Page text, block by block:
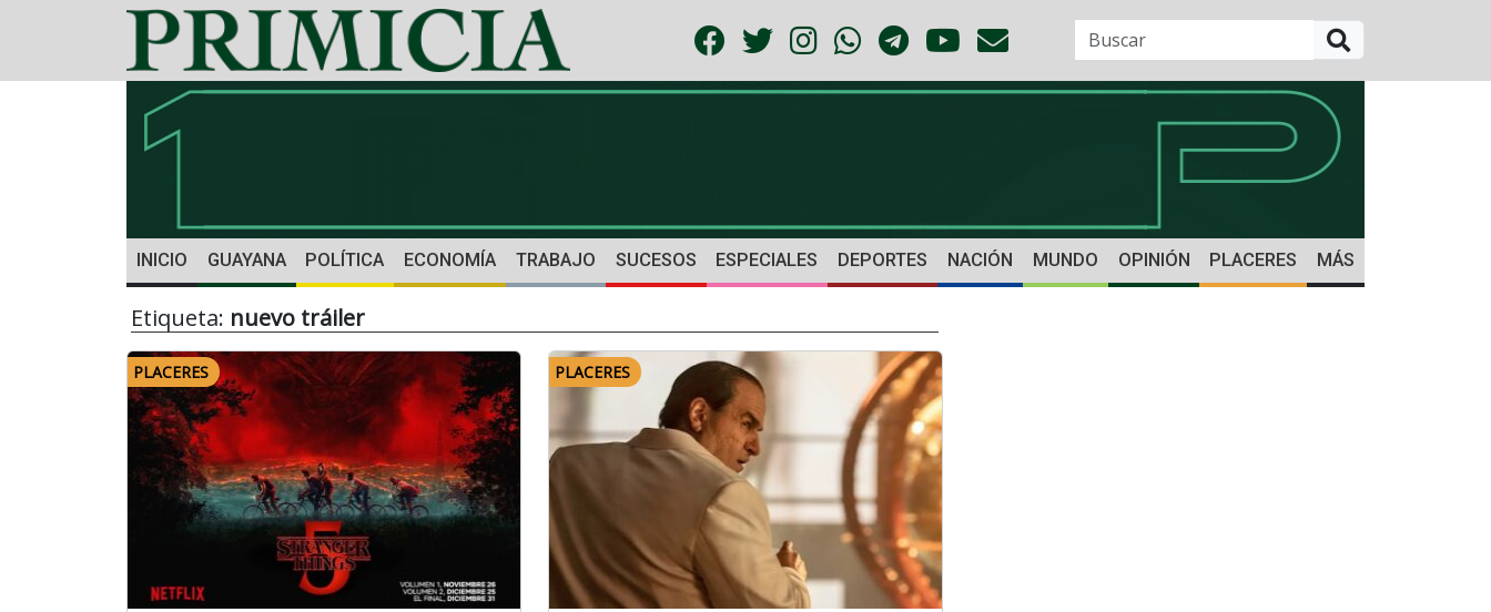
INICIO GUAYANA POLÍTICA ECONOMÍA TRABAJO SUCESOS ESPECIALES DEPORTES NACIÓN MUNDO OPINIÓN PLACERES MÁS
Etiqueta: nuevo tráiler
PLACERES PLACERES